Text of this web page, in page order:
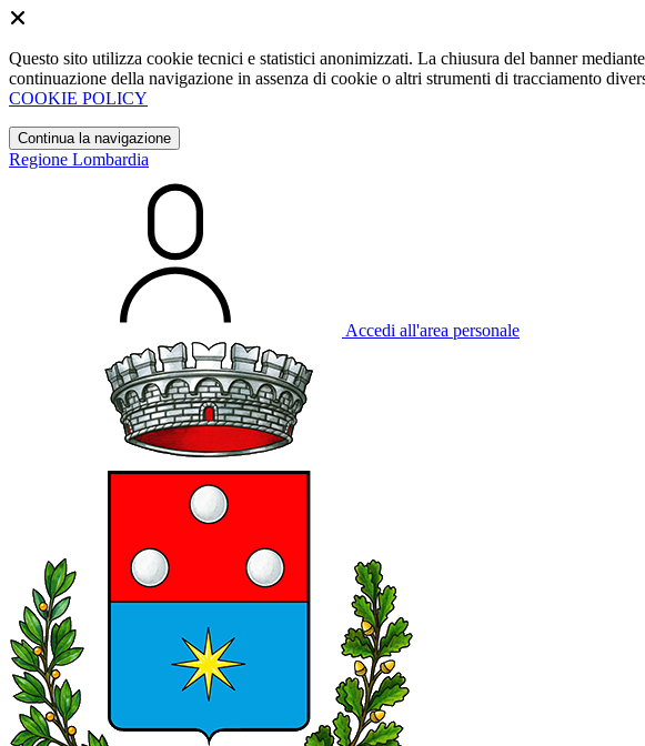
Questo sito utilizza cookie tecnici e statistici anonimizzati. La chiusura del banner
continuazione della navigazione in assenza di cookie o altri strumenti di tracciamento
COOKIE POLICY
Continua la navigazione
Regione Lombardia
Accedi all'area personale